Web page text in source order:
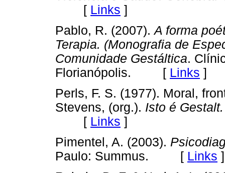
[ Links ]
Pablo, R. (2007).A forma
Terapia. (Monografia de
Comunidade Gestáltica.
Florianópolis. [ Links ]
Perls, F. S. (1977). Moral,
Stevens, (org.). Isto é Gestalt.
[ Links ]
Pimentel, A. (2003).
Paulo: Summus. [ Links ]